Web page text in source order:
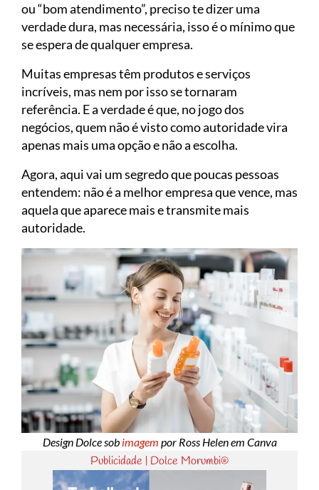
ou “bom atendimento”, preciso te dizer uma
verdade dura, mas necessária, isso é o mínimo que
se espera de qualquer empresa.
Muitas empresas têm produtos e serviços
incríveis, mas nem por isso se tornaram
referência. E a verdade é que, no jogo dos
negócios, quem não é visto como autoridade vira
apenas mais uma opção e não a escolha.
Agora, aqui vai um segredo que poucas pessoas
entendem: não é a melhor empresa que vence, mas
aquela que aparece mais e transmite mais
autoridade.
Design Dolce sob imagem por Ross Helen em Canva
Publicidade | Dolce Morumbi®